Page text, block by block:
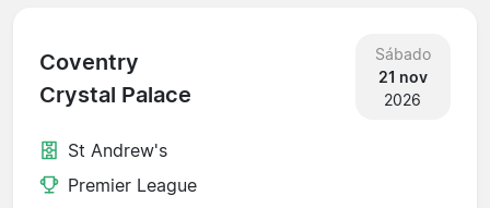
Coventry
Crystal Palace
Sábado
21 nov
2026
St Andrew's
Premier League